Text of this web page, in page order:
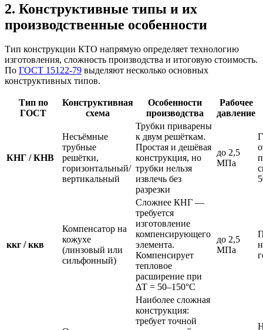
2. Конструктивные типы и их
производственные особенности
Тип конструкции КТО напрямую определяет технологию
изготовления, сложность производства и итоговую стоимость.
По ГОСТ 15122-79 выделяют несколько основных
конструктивных типов.
Тип по
ГОСТ
Конструктивная
схема
Особенности
производства
Рабочее
давление
КНГ / КНВ
Несъёмные
трубные
решётки,
горизонтальный/
вертикальный
Трубки приварены
к двум решёткам.
Простая и дешёвая
конструкция, но
трубки нельзя
извлечь без
разрезки
до 2,5
МПа
ккг / ккв
Компенсатор на
кожухе
(линзовый или
сильфонный)
Сложнее КНГ —
требуется
изготовление
компенсирующего
элемента.
Компенсирует
тепловое
расширение при
ΔT = 50–150°C
до 2,5
МПа
Наиболее сложная
конструкция:
требует точной